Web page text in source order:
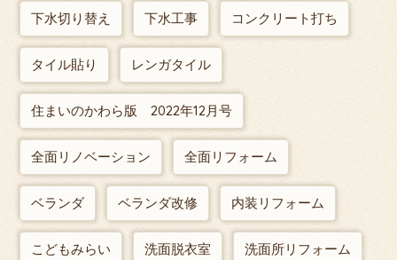
下水切り替え 下水工事 コンクリート打ち
タイル貼り レンガタイル
住まいのかわら版 2022年12月号
全面リノベーション 全面リフォーム
ベランダ ベランダ改修 内装リフォーム
こどもみらい 洗面脱衣室 洗面所リフォーム